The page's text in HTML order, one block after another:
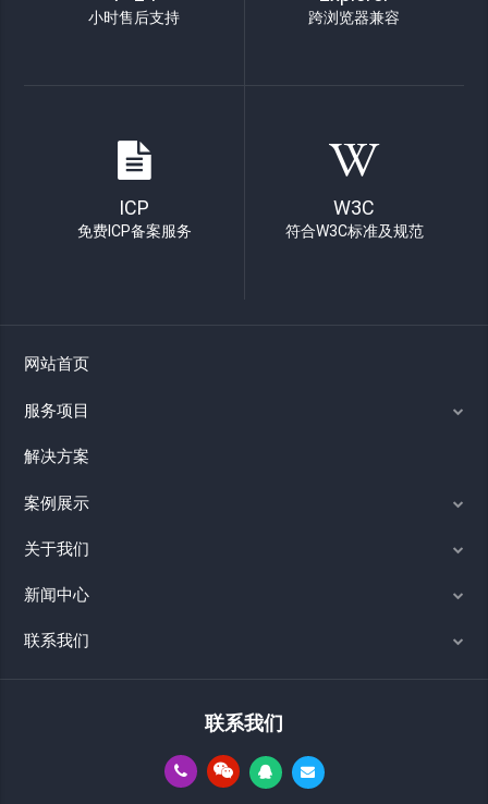
小时售后支持 跨浏览器兼容
ICP
免费ICP备案服务
W3C
符合W3C标准及规范
网站首页
服务项目
解决方案
案例展示
关于我们
新闻中心
联系我们
联系我们